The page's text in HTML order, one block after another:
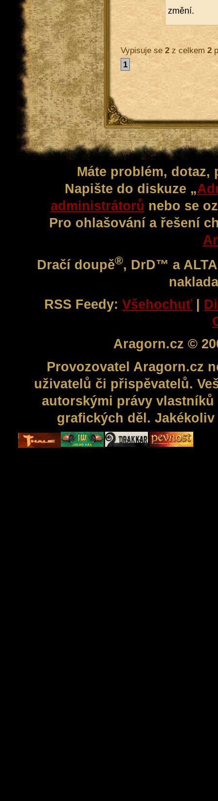
změ­ní.
Vypisuje se2z celkem 2
1
Máte problém,
Napište do diskuze „
administrátorů nebo se
Pro ohlašování a řešení
Dračí doupě®, DrD™ a
RSS Feedy: Všehochuť |
Aragorn.cz ©
Provozovatel Aragorn.cz
uživatelů či přispěvatelů.
autorskými právy
grafických děl.